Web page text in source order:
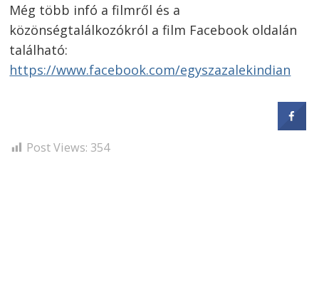
Még több infó a filmről és a
közönségtalálkozókról a film Facebook oldalán
található:
https://www.facebook.com/egyszazalekindian
Post Views: 354